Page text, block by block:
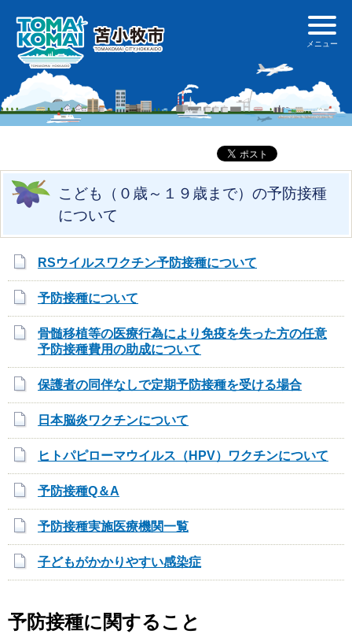
こども（０歳～１９歳まで）の予防接種
について
RSウイルスワクチン予防接種について
予防接種について
骨髄移植等の医療行為により免疫を失った方の任意
予防接種費用の助成について
保護者の同伴なしで定期予防接種を受ける場合
日本脳炎ワクチンについて
ヒトパピローマウイルス（HPV）ワクチンについて
予防接種Q＆A
予防接種実施医療機関一覧
子どもがかかりやすい感染症
予防接種に関すること